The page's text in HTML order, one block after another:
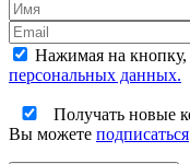
Нажимая на кнопку,
персональных данных.
Получать новые
Вы можете подписаться